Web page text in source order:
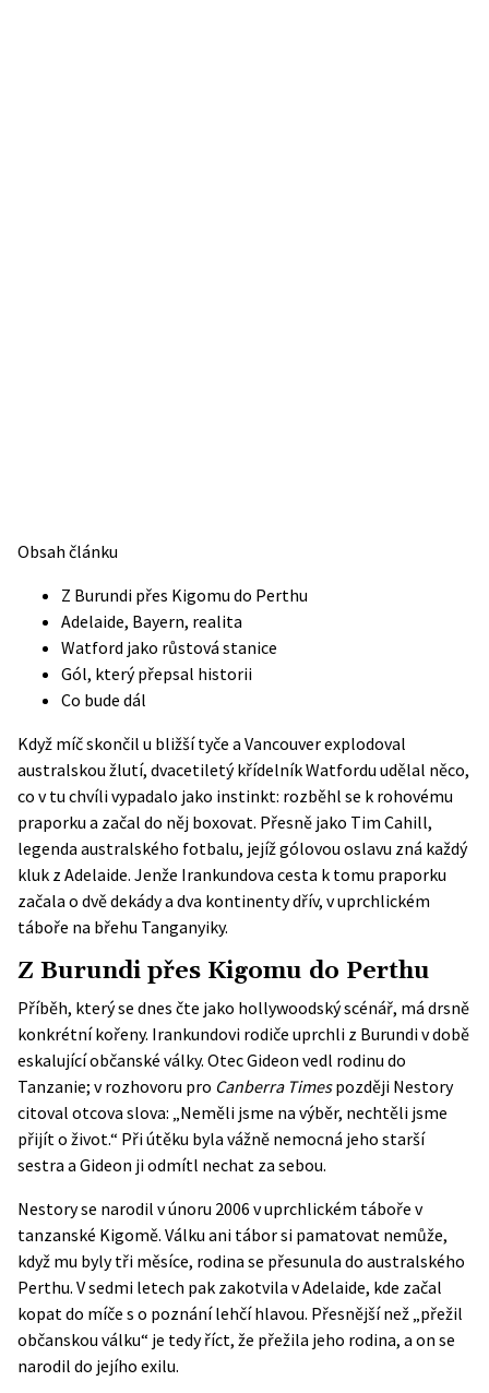
Obsah článku
Z Burundi přes Kigomu do Perthu
Adelaide, Bayern, realita
Watford jako růstová stanice
Gól, který přepsal historii
Co bude dál
Když míč skončil u bližší tyče a Vancouver explodoval
australskou žlutí, dvacetiletý křídelník Watfordu udělal něco,
co v tu chvíli vypadalo jako instinkt: rozběhl se k rohovému
praporku a začal do něj boxovat. Přesně jako Tim Cahill,
legenda australského fotbalu, jejíž gólovou oslavu zná každý
kluk z Adelaide. Jenže Irankundova cesta k tomu praporku
začala o dvě dekády a dva kontinenty dřív, v uprchlickém
táboře na břehu Tanganyiky.
Z Burundi přes Kigomu do Perthu
Příběh, který se dnes čte jako hollywoodský scénář, má drsně
konkrétní kořeny. Irankundovi rodiče uprchli z Burundi v době
eskalující občanské války. Otec Gideon vedl rodinu do
Tanzanie; v rozhovoru pro Canberra Timespozději Nestory
citoval otcova slova: „Neměli jsme na výběr, nechtěli jsme
přijít o život.“ Při útěku byla vážně nemocná jeho starší
sestra a Gideon ji odmítl nechat za sebou.
Nestory se narodil v únoru 2006 v uprchlickém táboře v
tanzanské Kigomě. Válku ani tábor si pamatovat nemůže,
když mu byly tři měsíce, rodina se přesunula do australského
Perthu. V sedmi letech pak zakotvila v Adelaide, kde začal
kopat do míče s o poznání lehčí hlavou. Přesnější než „přežil
občanskou válku“ je tedy říct, že přežila jeho rodina, a on se
narodil do jejího exilu.